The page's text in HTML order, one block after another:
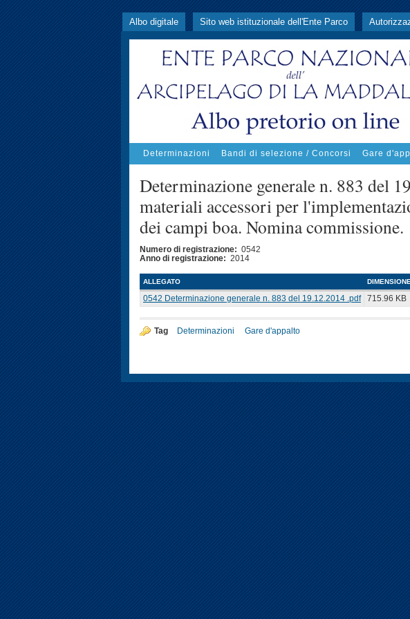
Albo digitale Sito web istituzionale dell'Ente Parco
Determinazioni Bandi di selezione / Concorsi Gare
Determinazione generale n. 883 del
materiali accessori per
dei campi boa. Nomina commissione.
Numero di registrazione: 0542
Anno di registrazione: 2014
ALLEGATO DIMENSIONE
0542 Determinazione generale n. 883 del 19.12.2014 .pdf 715.96 KB
Tag Determinazioni Gare d'appalto